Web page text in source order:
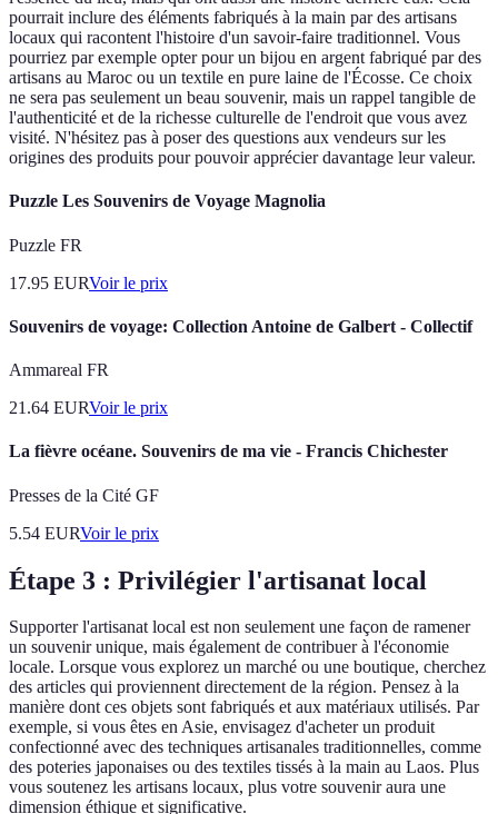
pourrait inclure des éléments fabriqués à la main par des artisans
locaux qui racontent l'histoire d'un savoir-faire traditionnel. Vous
pourriez par exemple opter pour un bijou en argent fabriqué par des
artisans au Maroc ou un textile en pure laine de l'Écosse. Ce choix
ne sera pas seulement un beau souvenir, mais un rappel tangible de
l'authenticité et de la richesse culturelle de l'endroit que vous avez
visité. N'hésitez pas à poser des questions aux vendeurs sur les
origines des produits pour pouvoir apprécier davantage leur valeur.
Puzzle Les Souvenirs de Voyage Magnolia
Puzzle FR
17.95 EURVoir le prix
Souvenirs de voyage: Collection Antoine de Galbert - Collectif
Ammareal FR
21.64 EURVoir le prix
La fièvre océane. Souvenirs de ma vie - Francis Chichester
Presses de la Cité GF
5.54 EURVoir le prix
Étape 3 : Privilégier l'artisanat local
Supporter l'artisanat local est non seulement une façon de ramener
un souvenir unique, mais également de contribuer à l'économie
locale. Lorsque vous explorez un marché ou une boutique, cherchez
des articles qui proviennent directement de la région. Pensez à la
manière dont ces objets sont fabriqués et aux matériaux utilisés. Par
exemple, si vous êtes en Asie, envisagez d'acheter un produit
confectionné avec des techniques artisanales traditionnelles, comme
des poteries japonaises ou des textiles tissés à la main au Laos. Plus
vous soutenez les artisans locaux, plus votre souvenir aura une
dimension éthique et significative.